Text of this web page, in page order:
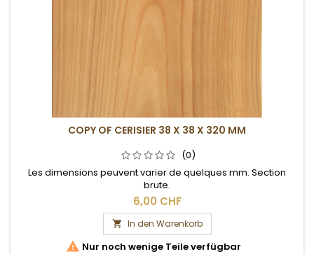
COPY OF CERISIER 38 X 38 X 320 MM
(0)
Les dimensions peuvent varier de quelques mm. Section
brute.
6,00 CHF
 In den Warenkorb
 Nur noch wenige Teile verfügbar